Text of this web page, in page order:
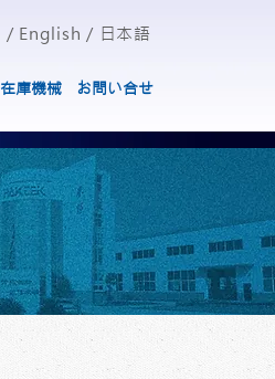
/ English / 日本語
在庫機械 お問い合せ